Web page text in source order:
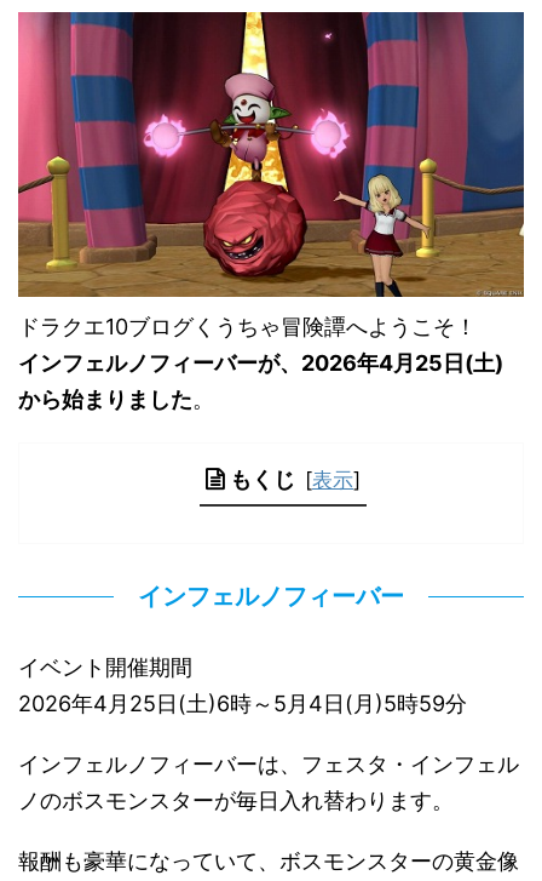
ドラクエ10ブログくうちゃ冒険譚へようこそ！
インフェルノフィーバーが、2026年4月25日(土)
から始まりました。
もくじ [表示]
インフェルノフィーバー
イベント開催期間
2026年4月25日(土)6時～5月4日(月)5時59分
インフェルノフィーバーは、フェスタ・インフェル
ノのボスモンスターが毎日入れ替わります。
報酬も豪華になっていて、ボスモンスターの黄金像